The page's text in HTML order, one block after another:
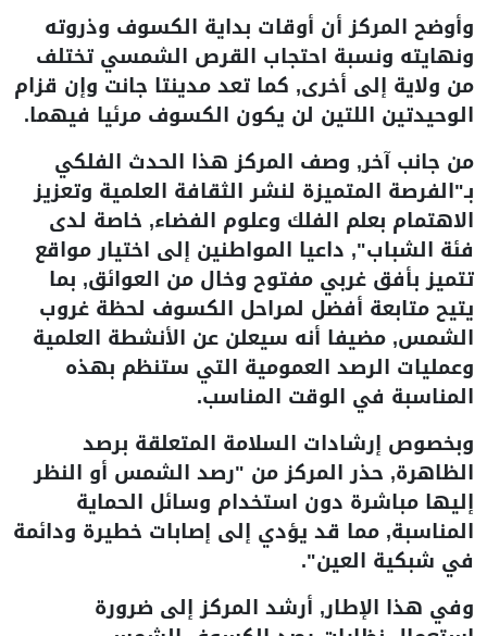
وأوضح المركز أن أوقات بداية الكسوف وذروته
ونهايته ونسبة احتجاب القرص الشمسي تختلف
من ولاية إلى أخرى, كما تعد مدينتا جانت وإن قزام
الوحيدتين اللتين لن يكون الكسوف مرئيا فيهما.
من جانب آخر, وصف المركز هذا الحدث الفلكي
بـ"الفرصة المتميزة لنشر الثقافة العلمية وتعزيز
الاهتمام بعلم الفلك وعلوم الفضاء, خاصة لدى
فئة الشباب", داعيا المواطنين إلى اختيار مواقع
تتميز بأفق غربي مفتوح وخال من العوائق, بما
يتيح متابعة أفضل لمراحل الكسوف لحظة غروب
الشمس, مضيفا أنه سيعلن عن الأنشطة العلمية
وعمليات الرصد العمومية التي ستنظم بهذه
المناسبة في الوقت المناسب.
وبخصوص إرشادات السلامة المتعلقة برصد
الظاهرة, حذر المركز من "رصد الشمس أو النظر
إليها مباشرة دون استخدام وسائل الحماية
المناسبة, مما قد يؤدي إلى إصابات خطيرة ودائمة
في شبكية العين".
وفي هذا الإطار, أرشد المركز إلى ضرورة